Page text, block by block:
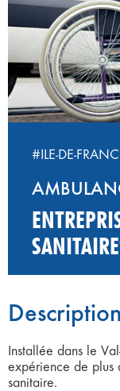
#ILE-DE-
Description
Installée dans le
expérience de plus
sanitaire.